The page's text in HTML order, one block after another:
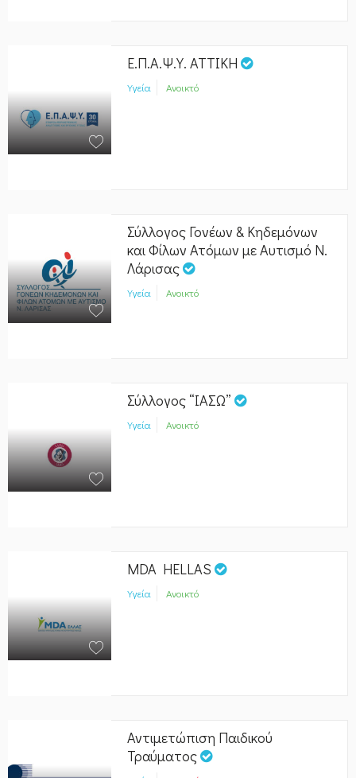
Ε.Π.Α.Ψ.Υ. ΑΤΤΙΚΗ
Υγεία Ανοικτό
Σύλλογος Γονέων & Κηδεμόνων
και Φίλων Ατόμων με Αυτισμό Ν.
Λάρισας
Υγεία Ανοικτό
Σύλλογος “ΙΑΣΩ”
Υγεία Ανοικτό
MDA HELLAS
Υγεία Ανοικτό
Αντιμετώπιση Παιδικού
Τραύματος